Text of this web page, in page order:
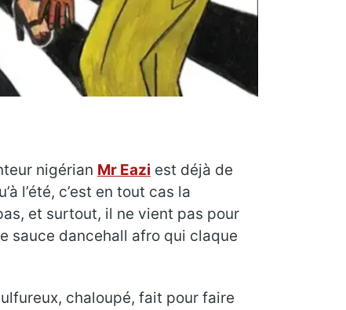
nigérian Mr Eazi est déjà de
l’été, c’est en tout cas la
et surtout, il ne vient pas pour
sauce dancehall afro qui claque
chaloupé, fait pour faire